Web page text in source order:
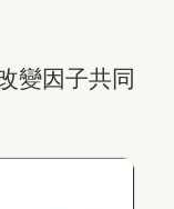
變因子共同